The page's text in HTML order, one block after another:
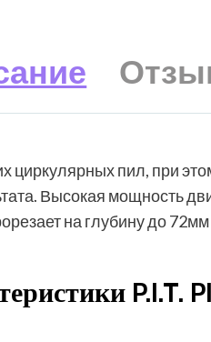
циркулярных пил, при
Высокая мощность
на глубину до
P.I.T.